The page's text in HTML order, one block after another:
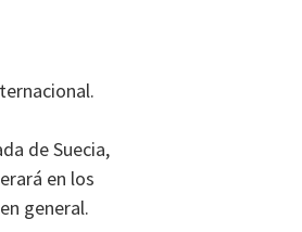
de Suecia,
en los
general.